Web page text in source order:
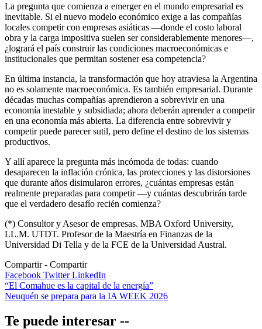
La pregunta que comienza a emerger en el mundo empresarial es
inevitable. Si el nuevo modelo económico exige a las compañías
locales competir con empresas asiáticas —donde el costo laboral
obra y la carga impositiva suelen ser considerablemente menores—,
¿logrará el país construir las condiciones macroeconómicas e
institucionales que permitan sostener esa competencia?
En última instancia, la transformación que hoy atraviesa la Argentina
no es solamente macroeconómica. Es también empresarial. Durante
décadas muchas compañías aprendieron a sobrevivir en una
economía inestable y subsidiada; ahora deberán aprender a competir
en una economía más abierta. La diferencia entre sobrevivir y
competir puede parecer sutil, pero define el destino de los sistemas
productivos.
Y allí aparece la pregunta más incómoda de todas: cuando
desaparecen la inflación crónica, las protecciones y las distorsiones
que durante años disimularon errores, ¿cuántas empresas están
realmente preparadas para competir —y cuántas descubrirán tarde
que el verdadero desafío recién comienza?
(*) Consultor y Asesor de empresas. MBA Oxford University,
LL.M. UTDT. Profesor de la Maestría en Finanzas de la
Universidad Di Tella y de la FCE de la Universidad Austral.
Compartir
Facebook TwitterLinkedIn
Navegación
de
entradas
“El Comahue es la capital de la energía”
Neuquén se prepara para la IA WEEK 2026
Te puede interesar --